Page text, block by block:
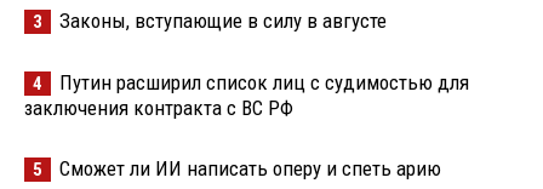
3 Законы, вступающие в силу в августе
4
Путин расширил список лиц с судимостью для
заключения контракта с ВС РФ
5 Сможет ли ИИ написать оперу и спеть арию